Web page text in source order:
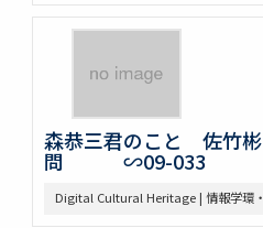
森恭三君のこと 佐竹
問 ∽09-033
Digital Cultural Heritage | 情報学環